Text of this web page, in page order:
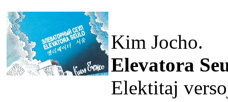
Kim Јocho.
Elevatora
Elektitaj